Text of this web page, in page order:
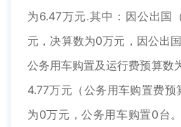
为6.47万元.其中：因公出国
元，决算数为0万元，因公出
公务用车购置及运行费预算数
4.77万元（公务用车购置费
为0万元，公务用车购置0台